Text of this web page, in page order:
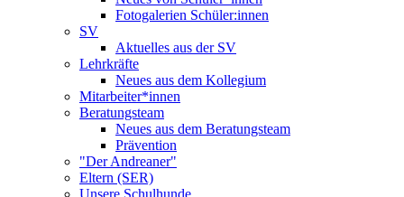
Fotogalerien Schüler:innen
SV
Aktuelles aus der SV
Lehrkräfte
Neues aus dem Kollegium
Mitarbeiter*innen
Beratungsteam
Neues aus dem Beratungsteam
Prävention
"Der Andreaner"
Eltern (SER)
Unsere Schulhunde